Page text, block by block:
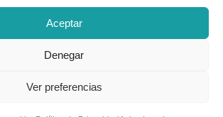
Aceptar
Denegar
Ver preferencias